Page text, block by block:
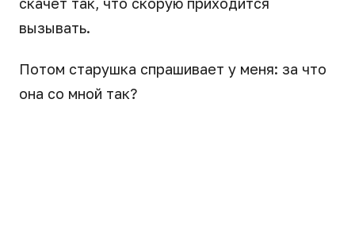
вызывать.
Потом старушка спрашивает у меня: за что
она со мной так?